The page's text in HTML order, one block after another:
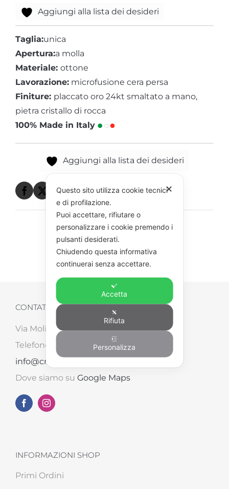
Aggiungi alla lista dei desideri
Taglia:unica
Apertura:a molla
Materiale: ottone
Lavorazione: microfusione cera persa
Finiture: placcato oro 24kt smaltato a mano,
pietra cristallo di rocca
100% Made in Italy
Aggiungi alla lista dei desideri
CONTATTI
Via Molinara, 87/B – 52041 Tegoleto (AR)
Telefono: +39 0575 498562 – Email:
info@creart2.com
Dove siamo su Google Maps
INFORMAZIONI SHOP
Primi Ordini
✕
Questo sito utilizza cookie tecnici
e di profilazione.
Puoi accettare, rifiutare o
personalizzare i cookie premendo i
pulsanti desiderati.
Chiudendo questa informativa
continuerai senza accettare.
Accetta
Rifiuta
Personalizza